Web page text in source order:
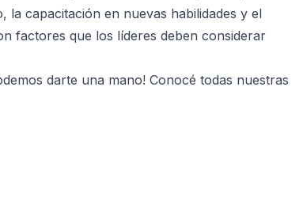
la capacitación en nuevas habilidades y el
factores que los líderes deben considerar
darte una mano! Conocé todas nuestras